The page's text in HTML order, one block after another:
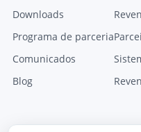
Downloads
Programa de parceria
Comunicados
Blog